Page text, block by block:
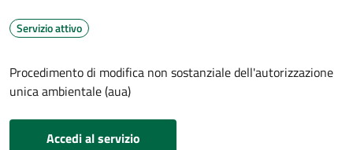
Servizio attivo
Procedimento di modifica non sostanziale dell'autorizzazione
unica ambientale (aua)
Accedi al servizio